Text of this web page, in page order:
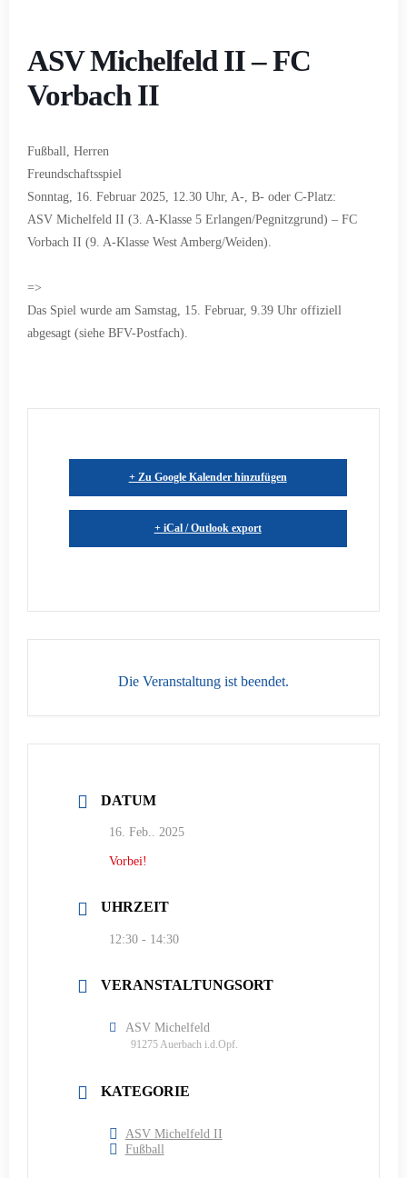
ASV Michelfeld II – FC
Vorbach II
Fußball, Herren
Freundschaftsspiel
Sonntag, 16. Februar 2025, 12.30 Uhr, A-, B- oder C-Platz:
ASV Michelfeld II (3. A-Klasse 5 Erlangen/Pegnitzgrund) – FC
Vorbach II (9. A-Klasse West Amberg/Weiden).
=>
Das Spiel wurde am Samstag, 15. Februar, 9.39 Uhr offiziell
abgesagt (siehe BFV-Postfach).
+ Zu Google Kalender hinzufügen
+ iCal / Outlook export
Die Veranstaltung ist beendet.
DATUM
16. Feb.. 2025
Vorbei!
UHRZEIT
12:30 - 14:30
VERANSTALTUNGSORT
ASV Michelfeld
91275 Auerbach i.d.Opf.
KATEGORIE
ASV Michelfeld II
Fußball